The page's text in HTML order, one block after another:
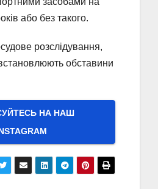
або без такого.
розслідування,
обставини
НА НАШ